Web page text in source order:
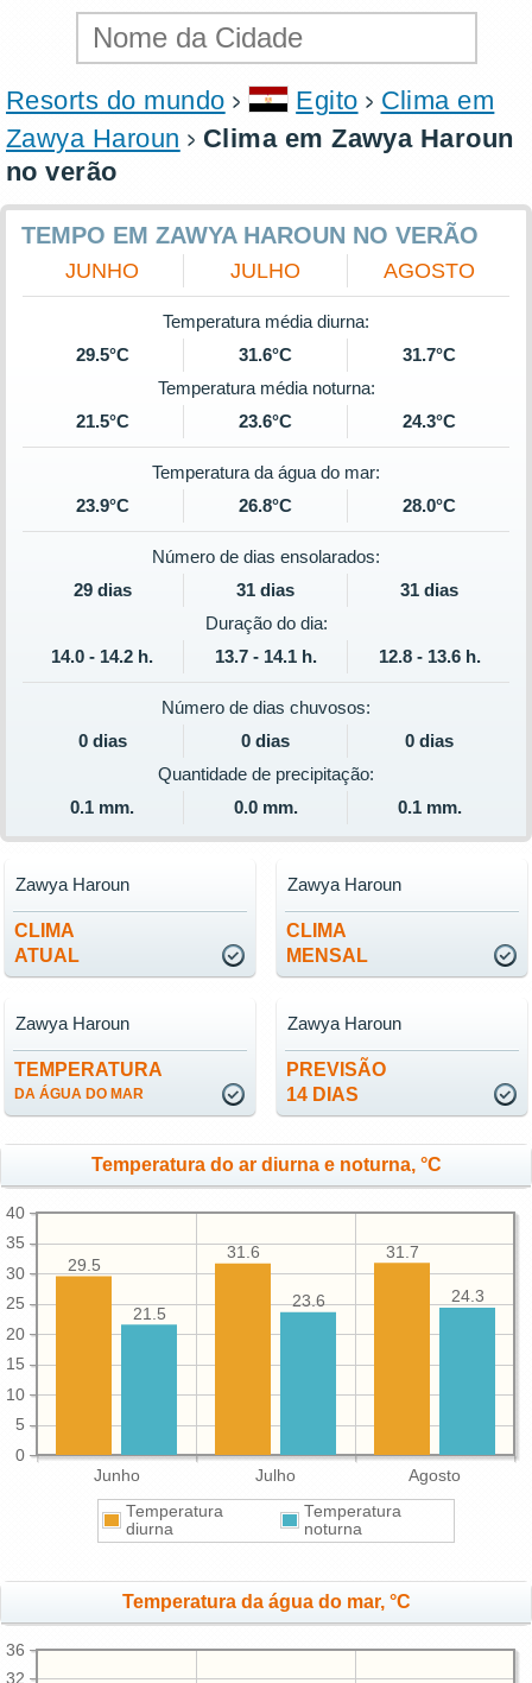
Resorts do mundo Egito
Clima em
Zawya Haroun
Clima em Zawya Haroun
no verão
TEMPO EM ZAWYA HAROUN NO VERÃO
JUNHO JULHO AGOSTO
Temperatura média diurna:
29.5°C
31.6°C
31.7°C
Temperatura média noturna:
21.5°C
23.6°C 24.3°C
Temperatura da água do mar:
23.9°C
26.8°C 28.0°C
Número de dias ensolarados:
29 dias
31 dias
31 dias
Duração do dia:
14.0 - 14.2 h.
13.7 - 14.1 h. 12.8 - 13.6 h.
Número de dias chuvosos:
0 dias
0 dias
0 dias
Quantidade de precipitação:
0.1 mm.
0.0 mm. 0.1 mm.
CLIMA
ATUAL
Zawya Haroun
CLIMA
MENSAL
Zawya Haroun
TEMPERATURA
DA ÁGUA DO MAR
Zawya Haroun
PREVISÃO
14 DIAS
Zawya Haroun
Temperatura do ar diurna e noturna, °C
Junho Julho Agosto
0
5
10
15
20
25
30
35
40
31.7
31.6
29.5
24.3
23.6
21.5
Temperatura
diurna
Temperatura
noturna
Temperatura da água do mar, °C
32
36